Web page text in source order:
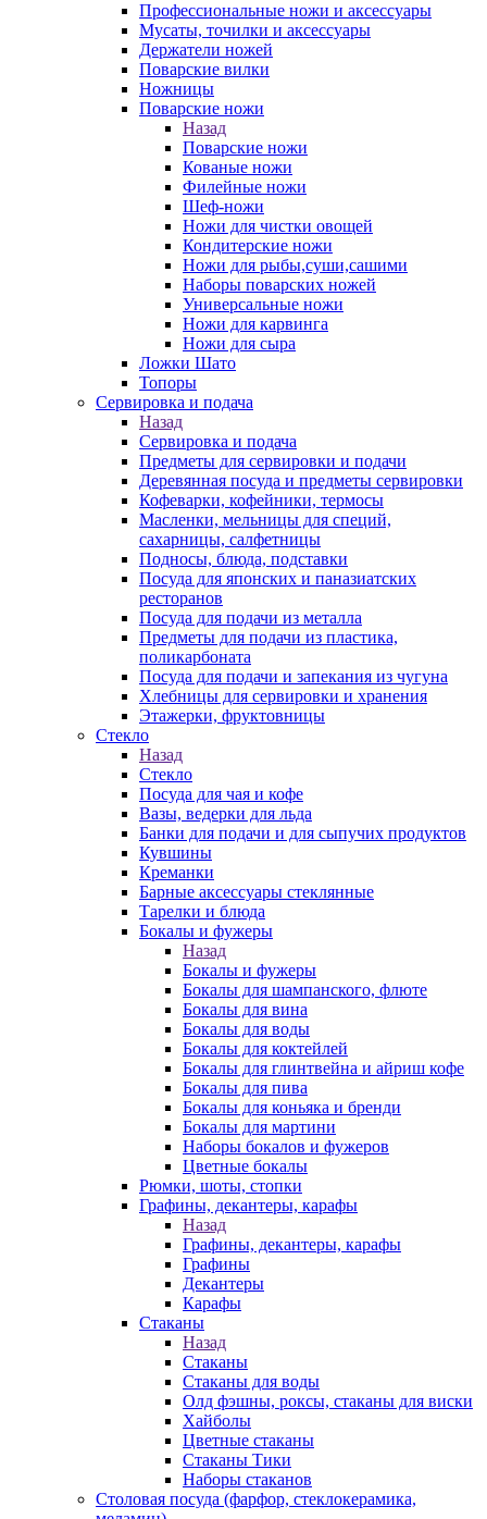
Профессиональные ножи и аксессуары
Мусаты, точилки и аксессуары
Держатели ножей
Поварские вилки
Ножницы
Поварские ножи
Назад
Поварские ножи
Кованые ножи
Филейные ножи
Шеф-ножи
Ножи для чистки овощей
Кондитерские ножи
Ножи для рыбы,суши,сашими
Наборы поварcких ножей
Универсальные ножи
Ножи для карвинга
Ножи для сыра
Ложки Шато
Топоры
Сервировка и подача
Назад
Сервировка и подача
Предметы для сервировки и подачи
Деревянная посуда и предметы сервировки
Кофеварки, кофейники, термосы
Масленки, мельницы для специй,
сахарницы, салфетницы
Подносы, блюда, подставки
Посуда для японских и паназиатских
ресторанов
Посуда для подачи из металла
Предметы для подачи из пластика,
поликарбоната
Посуда для подачи и запекания из чугуна
Хлебницы для сервировки и хранения
Этажерки, фруктовницы
Стекло
Назад
Стекло
Посуда для чая и кофе
Вазы, ведерки для льда
Банки для подачи и для сыпучих продуктов
Кувшины
Креманки
Барные аксессуары стеклянные
Тарелки и блюда
Бокалы и фужеры
Назад
Бокалы и фужеры
Бокалы для шампанского, флюте
Бокалы для вина
Бокалы для воды
Бокалы для коктейлей
Бокалы для глинтвейна и айриш кофе
Бокалы для пива
Бокалы для коньяка и бренди
Бокалы для мартини
Наборы бокалов и фужеров
Цветные бокалы
Рюмки, шоты, стопки
Графины, декантеры, карафы
Назад
Графины, декантеры, карафы
Графины
Декантеры
Карафы
Стаканы
Назад
Стаканы
Стаканы для воды
Олд фэшны, роксы, стаканы для виски
Хайболы
Цветные стаканы
Стаканы Тики
Наборы стаканов
Столовая посуда (фарфор, стеклокерамика,